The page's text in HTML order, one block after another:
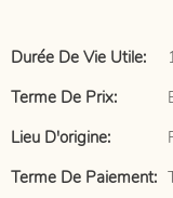
Durée De Vie Utile:
Terme De Prix:
Lieu D'origine:
Terme De Paiement: